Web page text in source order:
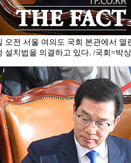
오전 서울 여의도 국회 본관에서
설치법을 의결하고 있다. /국회=박